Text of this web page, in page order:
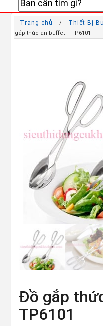
Trang chủ / Thiết Bị
gắp thức ăn buffet – TP6101
Đồ gắp
TP6101